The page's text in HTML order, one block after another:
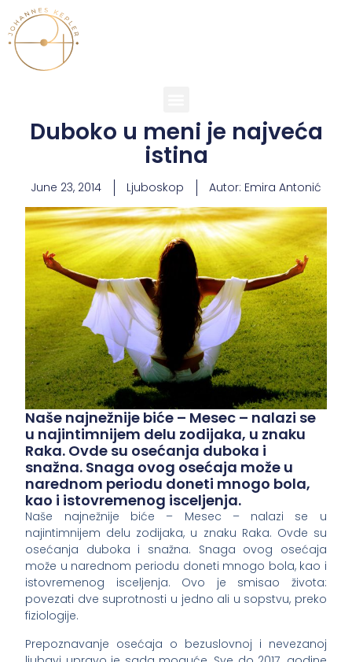
Duboko u meni je najveća
istina
June 23, 2014 Ljuboskop Autor: Emira Antonić
Naše najnežnije biće – Mesec – nalazi se
u najintimnijem delu zodijaka, u znaku
Raka. Ovde su osećanja duboka i
snažna. Snaga ovog osećaja može u
narednom periodu doneti mnogo bola,
kao i istovremenog isceljenja.
Naše najnežnije biće – Mesec – nalazi se u
najintimnijem delu zodijaka, u znaku Raka. Ovde su
osećanja duboka i snažna. Snaga ovog osećaja
može u narednom periodu doneti mnogo bola, kao i
istovremenog isceljenja. Ovo je smisao života:
povezati dve suprotnosti u jedno ali u sopstvu, preko
fiziologije.
Prepoznavanje osećaja o bezuslovnoj i nevezanoj